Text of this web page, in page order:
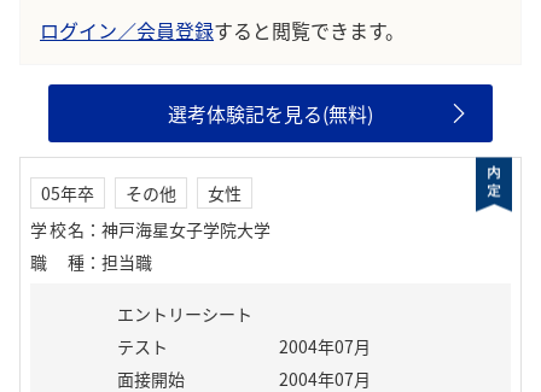
ログイン／会員登録すると閲覧できます。
選考体験記を見る(無料)
05年卒 その他
女性
学校名 ： 神戸海星女子学院大学
職種 ： 担当職
エントリーシート
テスト
2004年07月
面接開始
2004年07月